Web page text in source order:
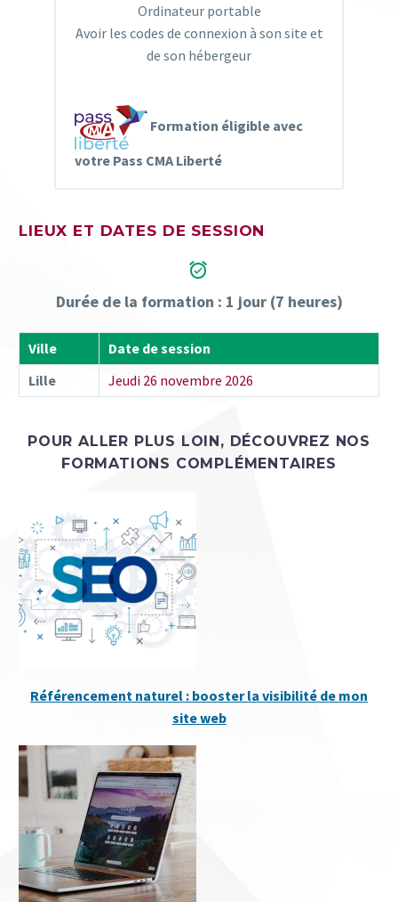
Ordinateur portable
Avoir les codes de connexion à son site et
de son hébergeur
Formation éligible avec
votre Pass CMA Liberté
LIEUX ET DATES DE SESSION


Durée de la formation : 1 jour (7 heures)
Ville
Date de session
Lille
Jeudi 26 novembre 2026
POUR ALLER PLUS LOIN, DÉCOUVREZ NOS
FORMATIONS COMPLÉMENTAIRES
Référencement naturel : booster la visibilité de mon
site web